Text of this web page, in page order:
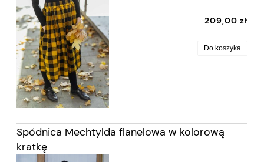
209,00 zł
Do koszyka
Spódnica Mechtylda flanelowa w kolorową
kratkę